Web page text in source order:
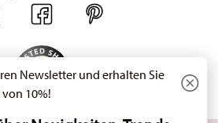
Newsletter und erhalten Sie
10%!